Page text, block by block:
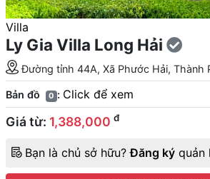
Villa
Ly Gia Villa Long Hải
Đường tỉnh 44A, Xã Phước Hải, Thành
Bản đồ 0 : Click để xem
Giá từ: 1,388,000 đ
Bạn là chủ sở hữu?Đăng ký quản